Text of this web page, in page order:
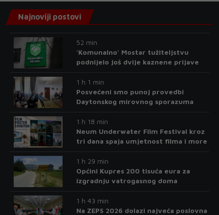
Najnoviji postovi
52 min
'Komunalno' Mostar tužiteljstvu
podnijelo još dvije kaznene prijave
1 h 1 min
Posvećeni smo punoj provedbi
Daytonskog mirovnog sporazuma
1 h 18 min
Neum Underwater Film Festival kroz
tri dana spaja umjetnost filma i more
1 h 29 min
Općini Kupres 200 tisuća eura za
izgradnju vatrogasnog doma
1 h 43 min
Na ZEPS 2026 dolazi najveća poslovna